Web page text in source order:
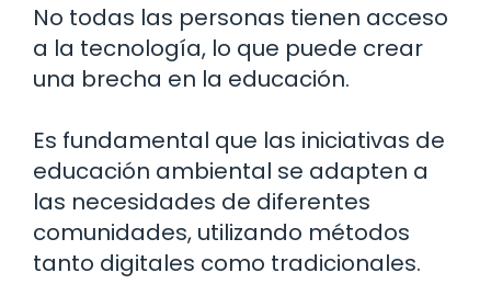
No todas las personas tienen acceso
a la tecnología, lo que puede crear
una brecha en la educación.
Es fundamental que las iniciativas de
educación ambiental se adapten a
las necesidades de diferentes
comunidades, utilizando métodos
tanto digitales como tradicionales.